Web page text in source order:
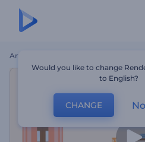
Ana Sayfa
Would you like to change
to English?
CHANGE